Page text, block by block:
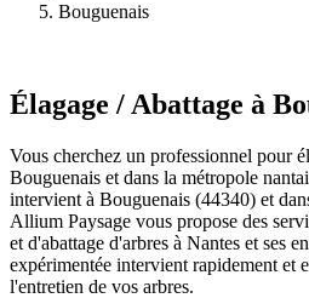
Bouguenais
Élagage / Abattage à
Vous cherchez un professionnel pour
Bouguenais et dans la métropole
intervient à Bouguenais (44340) et
Allium Paysage vous propose des
et d'abattage d'arbres à Nantes et ses
expérimentée intervient rapidement et
l'entretien de vos arbres.